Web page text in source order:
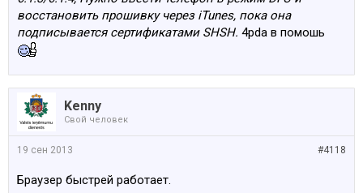
восстановить прошивку через iTunes, пока она
подписывается сертификатами SHSH. 4pda в помошь
Kenny
Свой человек
#4118
19 сен 2013
Браузер быстрей работает.